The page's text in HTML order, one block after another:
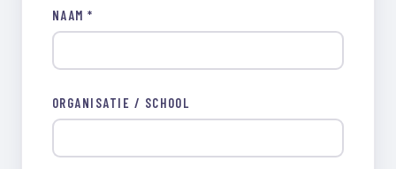
NAAM *
ORGANISATIE / SCHOOL